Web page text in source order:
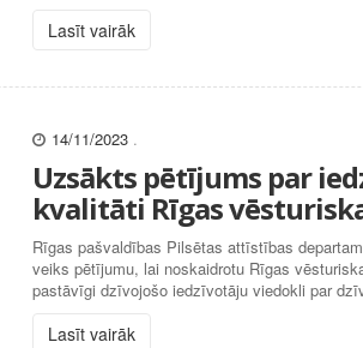
Lasīt vairāk
14/11/2023 .
Uzsākts pētījums par
kvalitāti Rīgas
Rīgas pašvaldības Pilsētas attīstības
veiks pētījumu, lai noskaidrotu Rīgas
pastāvīgi dzīvojošo iedzīvotāju viedokli par
Lasīt vairāk